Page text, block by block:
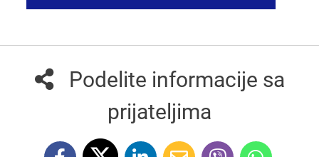
Podelite informacije sa
prijateljima